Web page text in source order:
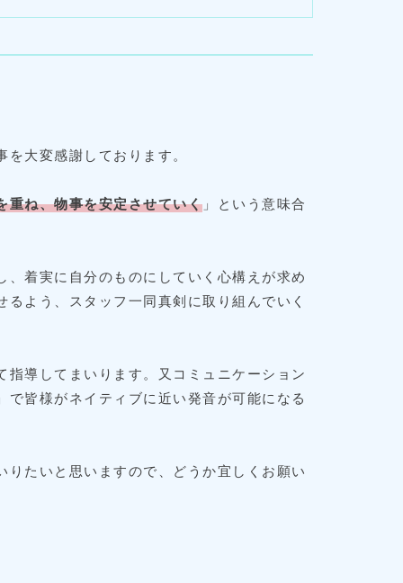
大変感謝しております。
重ね、物事を安定させていく 」という意味合
着実に自分のものにしていく心構えが求め
よう、スタッフ一同真剣に取り組んでいく
導してまいります。又コミュニケーション
で皆様がネイティブに近い発音が可能になる
たいと思いますので、どうか宜しくお願い